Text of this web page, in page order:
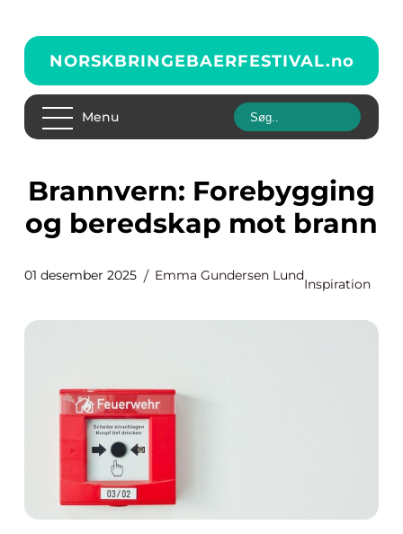
NORSKBRINGEBAERFESTIVAL.no
Menu
Brannvern: Forebygging
og beredskap mot brann
01 desember 2025 Emma Gundersen Lund
Inspiration